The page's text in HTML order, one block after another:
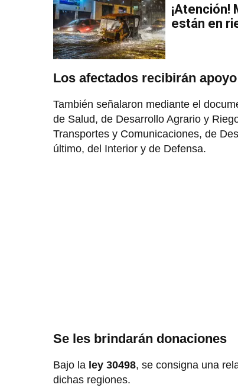
¡Atención!
están en
Los afectados recibirán apoyo
También señalaron mediante el
de Salud, de Desarrollo Agrario y
Transportes y Comunicaciones, de
último, del Interior y de Defensa.
Se les brindarán donaciones
Bajo la ley 30498, se consigna una
dichas regiones.